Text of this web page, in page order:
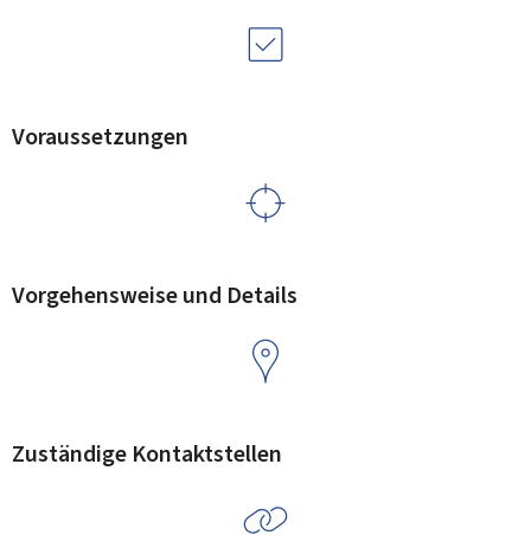
Voraussetzungen
Vorgehensweise und Details
Zuständige Kontaktstellen